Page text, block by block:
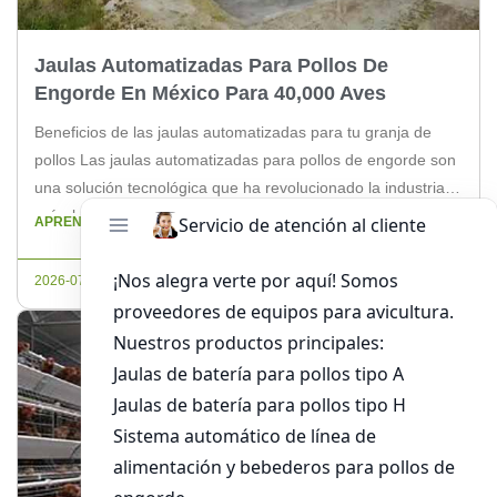
Jaulas Automatizadas Para Pollos De
Engorde En México Para 40,000 Aves
Beneficios de las jaulas automatizadas para tu granja de
pollos Las jaulas automatizadas para pollos de engorde son
una solución tecnológica que ha revolucionado la industria
avícola en México. Si tu granja tiene capacidad para
albergar 40,000 aves, estas jaulas pueden ser la mejor
inversión para mejorar la productividad y eficiencia de tu
APRENDE MÁS
2026-07-20